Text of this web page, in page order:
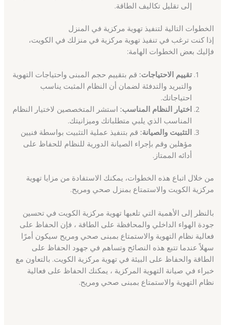
إلى تقليل تكاليف الطاقة.
الخطوات التالية لتنفيذ تهوية مركزية في المنزل
إذا كنت ترغب في تنفيذ تهوية مركزية في منزلك في الكويت،
فإليك بعض الخطوات الهامة:
تقييم الاحتياجات: قم بتقييم حجم المبنى واحتياجات التهوية
والتبريد والتدفئة لضمان أن النظام المثبت يناسب
احتياجاتك.
اختيار النظام المناسب: استشر المتخصصين لاختيار النظام
المناسب الذي يلبي متطلباتك وميزانيتك.
التثبيت والصيانة: قم بتنفيذ عملية التثبيت بواسطة فنيين
مؤهلين وقم بإجراء الصيانة الدورية للنظام للحفاظ على
أدائه الممتاز.
من خلال اتباع هذه الخطوات، يمكنك الاستفادة من مزايا تهوية
مركزية الكويت والاستمتاع بمنزل صحي ومريح.
بالنظر إلى الأهمية التي تلعبها تهوية مركزية الكويت في تحسين
جودة الهواء الداخلي والمحافظة على الطاقة ، فإن الحفاظ على
فعالية نظام التهوية والاستمتاع بمبنى صحي ومريح سيكون أمرًا
سهلاً عندما تتبع هذه النصائح وتساهم في جهود الحفاظ على
الطاقة والحفاظ على البيئة في تهوية مركزية الكويت. بالتعاون مع
خبراء في صيانة التهوية المركزية ، يمكنك الحفاظ على فعالية
نظام التهوية والاستمتاع بمبنى صحي ومريح.